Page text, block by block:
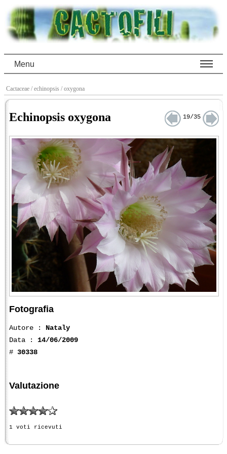
Menu
Cactaceae / echinopsis / oxygona
Echinopsis oxygona 19/35
Fotografia
Autore : Nataly
Data : 14/06/2009
# 30338
Valutazione
1 voti ricevuti